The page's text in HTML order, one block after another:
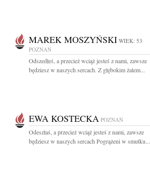
MAREK MOSZYŃSKI WIEK: 53
POZNAŃ
Odszedłeś, a przecież wciąż jesteś z nami, zawsze
będziesz w naszych sercach. Z głębokim żalem...
EWA KOSTECKA POZNAŃ
Odeszłaś, a przecież wciąż jesteś z nami, zawsze
będziesz w naszych sercach Pogrążeni w smutku...